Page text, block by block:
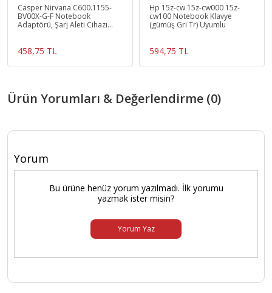
Casper Nirvana C600.1155-
BV00X-G-F Notebook
Adaptörü, Şarj Aleti Cihazı
458,75 TL
Hp 15z-cw 15z-cw000 15z-
cw100 Notebook Klavye
(gümüş Gri Tr) Uyumlu
594,75 TL
Ürün Yorumları & Değerlendirme (0)
Yorum
Bu ürüne henüz yorum yazılmadı. İlk yorumu
yazmak ister misin?
Yorum Yaz